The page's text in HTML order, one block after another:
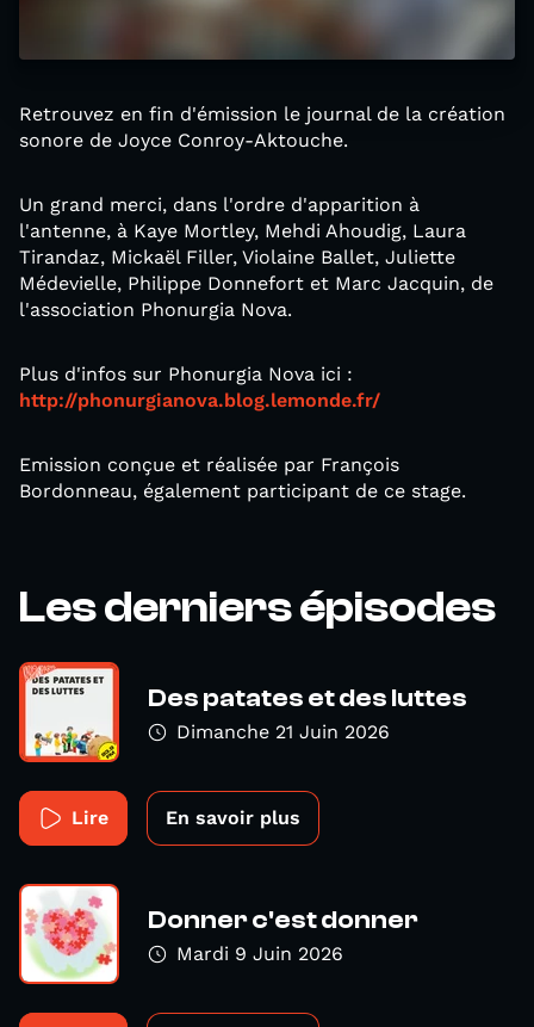
Retrouvez en fin d'émission le journal de la création
sonore de Joyce Conroy-Aktouche.
Un grand merci, dans l'ordre d'apparition à
l'antenne, à Kaye Mortley, Mehdi Ahoudig, Laura
Tirandaz, Mickaël Filler, Violaine Ballet, Juliette
Médevielle, Philippe Donnefort et Marc Jacquin, de
l'association Phonurgia Nova.
Plus d'infos sur Phonurgia Nova ici :
http://phonurgianova.blog.lemonde.fr/
Emission conçue et réalisée par François
Bordonneau, également participant de ce stage.
Les derniers épisodes
Des patates et des luttes
Dimanche 21 Juin 2026
Lire En savoir plus
Donner c'est donner
Mardi 9 Juin 2026